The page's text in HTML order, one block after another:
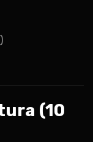
(10